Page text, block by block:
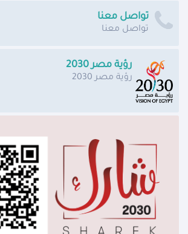
تواصل معنا
تواصل معنا
رؤية مصر 2030
رؤية مصر 2030